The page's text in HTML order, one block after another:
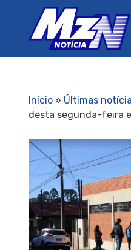
Início» Últimas
desta segunda-feira